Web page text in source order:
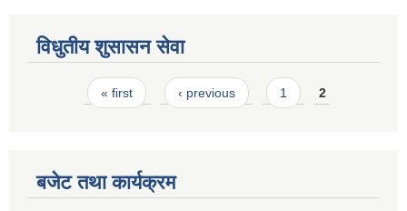
विधुतीय शुसासन सेवा
Pages« first ‹ previous 1 2
बजेट तथा कार्यक्रम